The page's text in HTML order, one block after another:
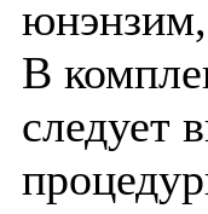
В
следует